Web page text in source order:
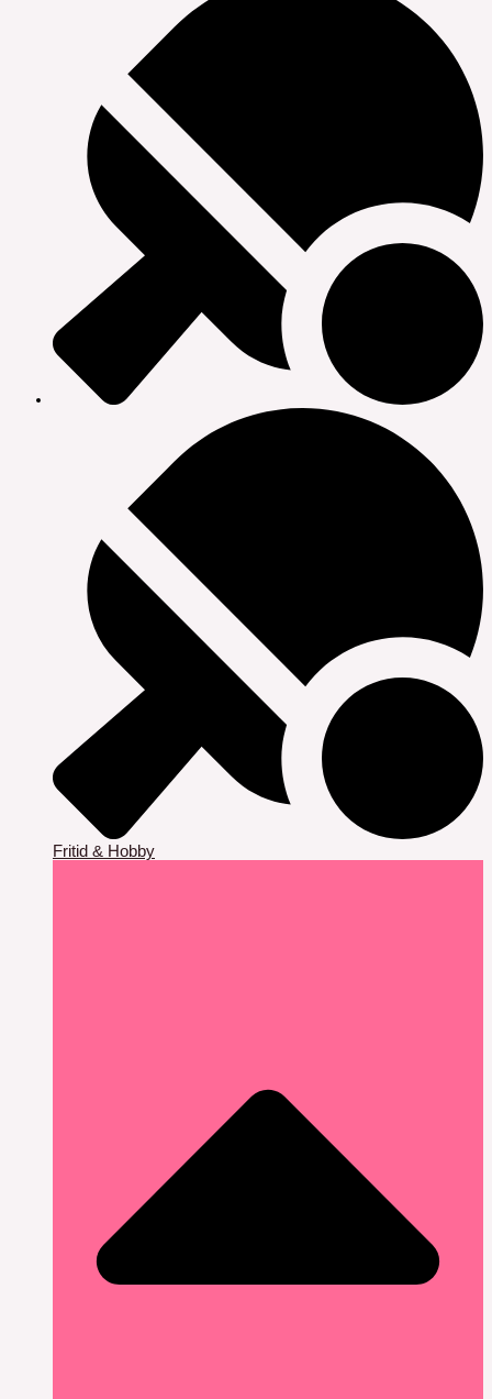
Fritid & Hobby